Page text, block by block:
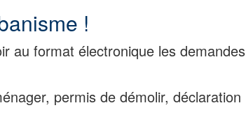
!
au format électronique les demandes
permis de démolir, déclaration